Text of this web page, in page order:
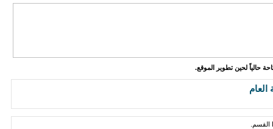
حالياً لحين تطوير الموقع.
القسم.